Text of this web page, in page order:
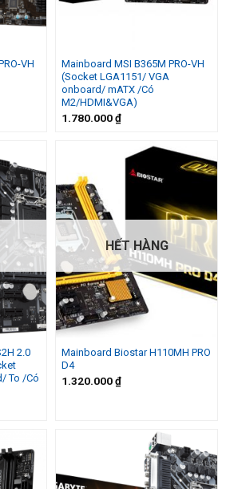
VH
Mainboard MSI B365M PRO-VH
(Socket LGA1151/ VGA
onboard/ mATX /Có
M2/HDMI&VGA)
1.780.000₫
2.0
To /Có
HẾT HÀNG
Mainboard Biostar H110MH PRO
D4
1.320.000₫